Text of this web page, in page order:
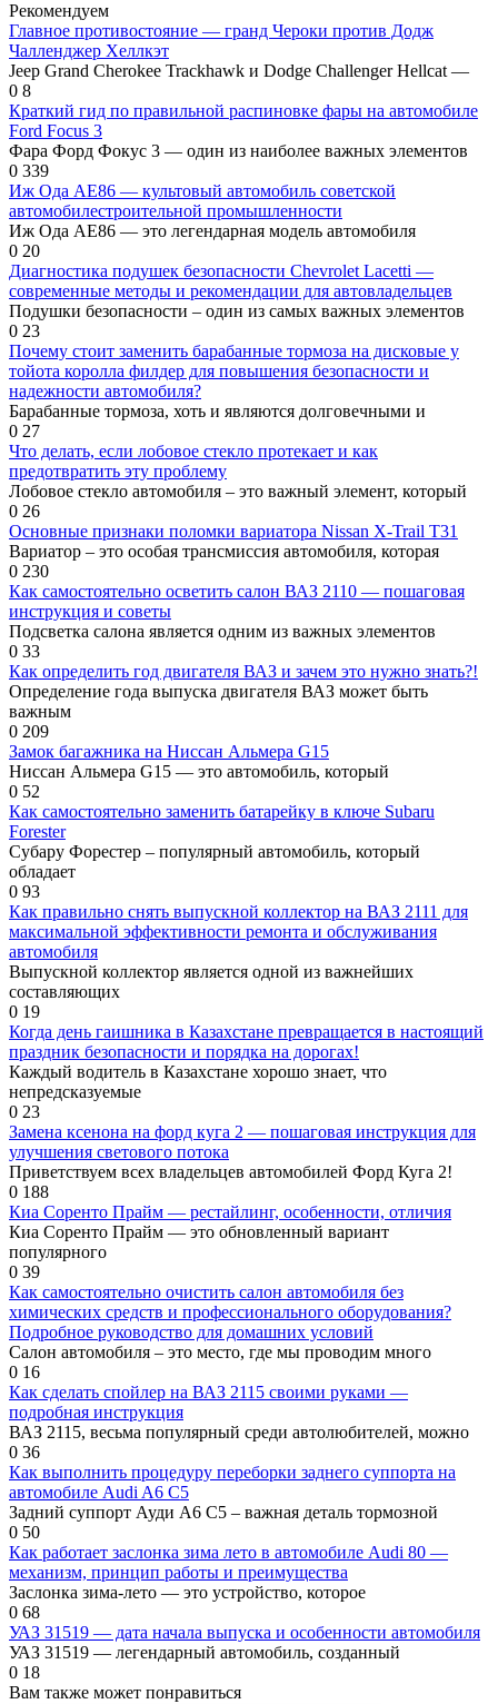
Рекомендуем
Главное противостояние — гранд Чероки против Додж
Чалленджер Хеллкэт
Jeep Grand Cherokee Trackhawk и Dodge Challenger Hellcat —
0 8
Краткий гид по правильной распиновке фары на автомобиле
Ford Focus 3
Фара Форд Фокус 3 — один из наиболее важных элементов
0 339
Иж Ода AE86 — культовый автомобиль советской
автомобилестроительной промышленности
Иж Ода AE86 — это легендарная модель автомобиля
0 20
Диагностика подушек безопасности Chevrolet Lacetti —
современные методы и рекомендации для автовладельцев
Подушки безопасности – один из самых важных элементов
0 23
Почему стоит заменить барабанные тормоза на дисковые у
тойота королла филдер для повышения безопасности и
надежности автомобиля?
Барабанные тормоза, хоть и являются долговечными и
0 27
Что делать, если лобовое стекло протекает и как
предотвратить эту проблему
Лобовое стекло автомобиля – это важный элемент, который
0 26
Основные признаки поломки вариатора Nissan X-Trail T31
Вариатор – это особая трансмиссия автомобиля, которая
0 230
Как самостоятельно осветить салон ВАЗ 2110 — пошаговая
инструкция и советы
Подсветка салона является одним из важных элементов
0 33
Как определить год двигателя ВАЗ и зачем это нужно знать?!
Определение года выпуска двигателя ВАЗ может быть
важным
0 209
Замок багажника на Ниссан Альмера G15
Ниссан Альмера G15 — это автомобиль, который
0 52
Как самостоятельно заменить батарейку в ключе Subaru
Forester
Субару Форестер – популярный автомобиль, который
обладает
0 93
Как правильно снять выпускной коллектор на ВАЗ 2111 для
максимальной эффективности ремонта и обслуживания
автомобиля
Выпускной коллектор является одной из важнейших
составляющих
0 19
Когда день гаишника в Казахстане превращается в настоящий
праздник безопасности и порядка на дорогах!
Каждый водитель в Казахстане хорошо знает, что
непредсказуемые
0 23
Замена ксенона на форд куга 2 — пошаговая инструкция для
улучшения светового потока
Приветствуем всех владельцев автомобилей Форд Куга 2!
0 188
Киа Соренто Прайм — рестайлинг, особенности, отличия
Киа Соренто Прайм — это обновленный вариант
популярного
0 39
Как самостоятельно очистить салон автомобиля без
химических средств и профессионального оборудования?
Подробное руководство для домашних условий
Салон автомобиля – это место, где мы проводим много
0 16
Как сделать спойлер на ВАЗ 2115 своими руками —
подробная инструкция
ВАЗ 2115, весьма популярный среди автолюбителей, можно
0 36
Как выполнить процедуру переборки заднего суппорта на
автомобиле Audi A6 C5
Задний суппорт Ауди А6 С5 – важная деталь тормозной
0 50
Как работает заслонка зима лето в автомобиле Audi 80 —
механизм, принцип работы и преимущества
Заслонка зима-лето — это устройство, которое
0 68
УАЗ 31519 — дата начала выпуска и особенности автомобиля
УАЗ 31519 — легендарный автомобиль, созданный
0 18
Вам также может понравиться